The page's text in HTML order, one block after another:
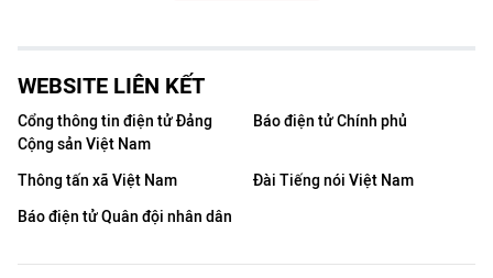
Đồng bằng sông Hồng
Bắc Trung Bộ
Duyên hải Nam Trung Bộ và Tây
Nguyên
WEBSITE LIÊN KẾT
Cổng thông tin điện tử Đảng
Cộng sản Việt Nam
Báo điện tử Chính phủ
Thông tấn xã Việt Nam
Đài Tiếng nói Việt Nam
Báo điện tử Quân đội nhân dân